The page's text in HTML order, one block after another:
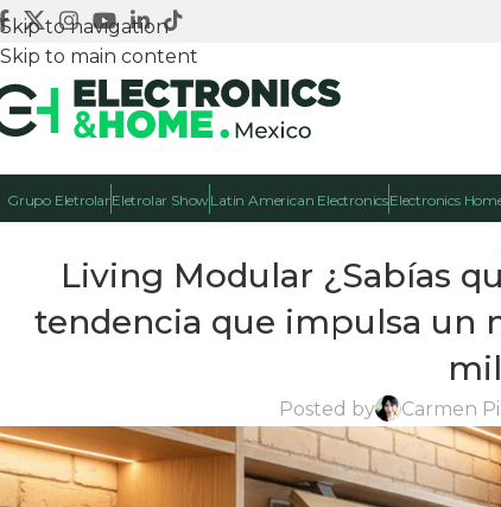
Skip to navigation
Skip to main content
Grupo EletrolarEletrolar ShowLatin American ElectronicsElectronics
Living Modular ¿Sabías
tendencia que impulsa un
Posted by Carmen